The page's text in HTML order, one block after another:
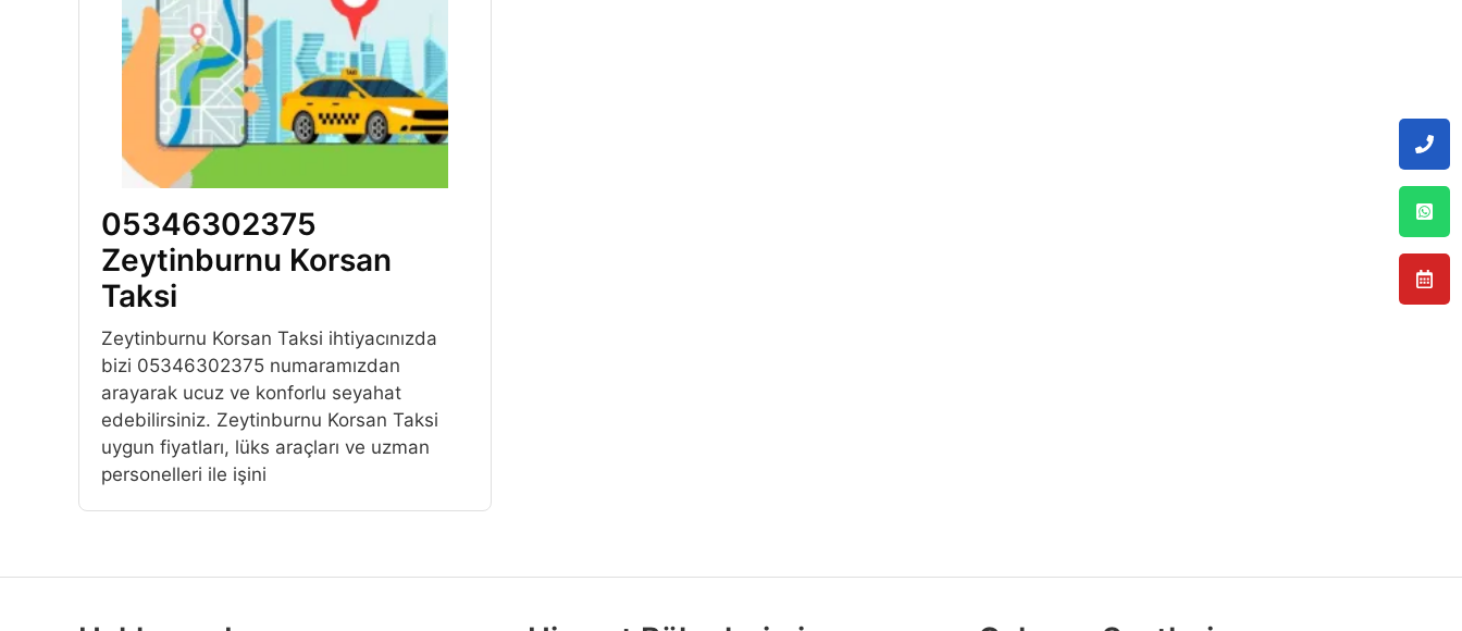
05346302375
Zeytinburnu Korsan
Taksi
Zeytinburnu Korsan Taksi ihtiyacınızda
bizi 05346302375 numaramızdan
arayarak ucuz ve konforlu seyahat
edebilirsiniz. Zeytinburnu Korsan Taksi
uygun fiyatları, lüks araçları ve uzman
personelleri ile işini